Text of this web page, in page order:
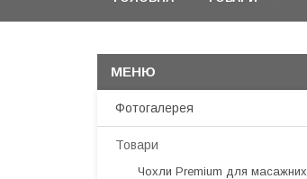
Фотогалерея
Товари
Чохли Premium для масажних